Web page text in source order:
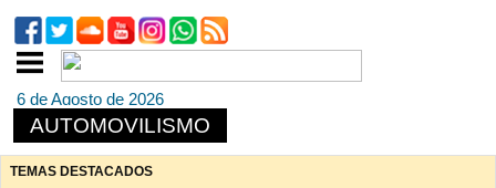
6 de Agosto de 2026
AUTOMOVILISMO
TEMAS DESTACADOS